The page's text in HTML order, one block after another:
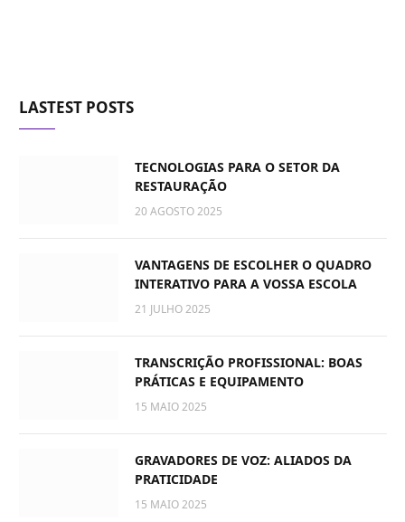
LASTEST POSTS
TECNOLOGIAS PARA O SETOR DA
RESTAURAÇÃO
20 AGOSTO 2025
VANTAGENS DE ESCOLHER O QUADRO
INTERATIVO PARA A VOSSA ESCOLA
21 JULHO 2025
TRANSCRIÇÃO PROFISSIONAL: BOAS
PRÁTICAS E EQUIPAMENTO
15 MAIO 2025
GRAVADORES DE VOZ: ALIADOS DA
PRATICIDADE
15 MAIO 2025